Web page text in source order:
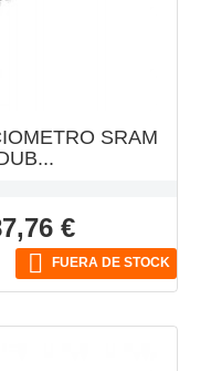
SRAM
€
 FUERA DE STOCK